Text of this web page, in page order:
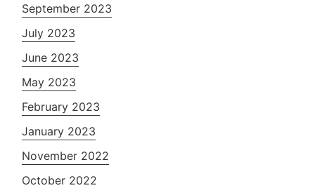
September 2023
July 2023
June 2023
May 2023
February 2023
January 2023
November 2022
October 2022